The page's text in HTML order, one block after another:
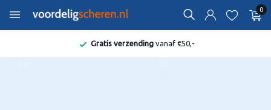
0
Bekend van de Radio